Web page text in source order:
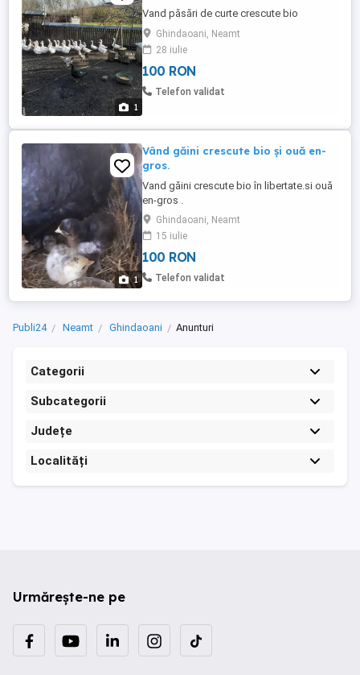
1
Vand păsări de curte crescute bio
Ghindaoani, Neamt
28 iulie
100 RON
Telefon validat
1
Vând găini crescute bio și ouă en-
gros.
Vand găini crescute bio în libertate.si ouă
en-gros .
Ghindaoani, Neamt
15 iulie
100 RON
Telefon validat
Publi24 Neamt Ghindaoani Anunturi
Categorii
Subcategorii
Județe
Localități
Urmărește-ne pe